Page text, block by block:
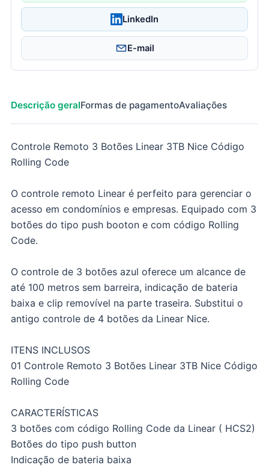
LinkedIn
E-mail
Descrição geralFormas de pagamentoAvaliações
Controle Remoto 3 Botões Linear 3TB Nice Código
Rolling Code
O controle remoto Linear é perfeito para gerenciar o
acesso em condomínios e empresas. Equipado com 3
botões do tipo push booton e com código Rolling
Code.
O controle de 3 botões azul oferece um alcance de
até 100 metros sem barreira, indicação de bateria
baixa e clip removível na parte traseira. Substitui o
antigo controle de 4 botões da Linear Nice.
ITENS INCLUSOS
01 Controle Remoto 3 Botões Linear 3TB Nice Código
Rolling Code
CARACTERÍSTICAS
3 botões com código Rolling Code da Linear ( HCS2)
Botões do tipo push button
Indicação de bateria baixa